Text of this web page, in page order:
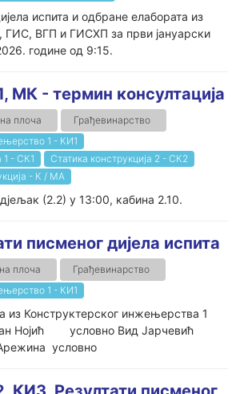
испита и одбране елабората из
ГИС, ВГП и ГИСХП за први јануарски
године од 9:15.
МК - термин консултација
плоча
Грађевинарство
1 - КИ1
1 - СК1
Статика конструкција 2 - СК2
- К / МА
(2.2) у 13:00, кабина 2.10.
писменог дијела испита
плоча
Грађевинарство
1 - КИ1
из Конструктерског инжењерства 1
Нојић условно Вид Јарчевић
условно